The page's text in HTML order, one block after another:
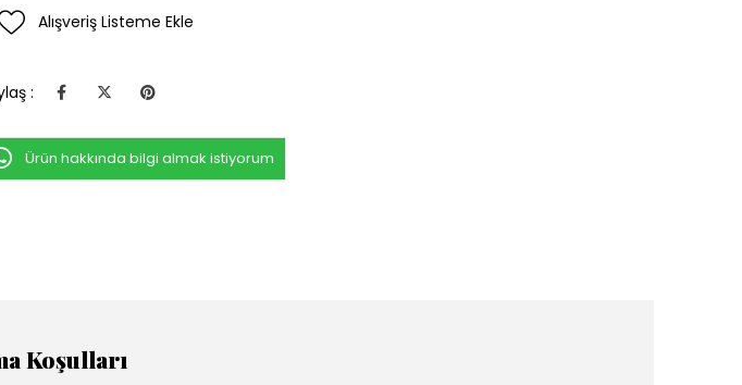
Alışveriş Listeme Ekle
:
Ürün hakkında bilgi almak istiyorum
Koşulları